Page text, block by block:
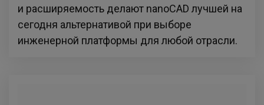
и расширяемость делают nanoCAD лучшей на
сегодня альтернативой при выборе
инженерной платформы для любой отрасли.